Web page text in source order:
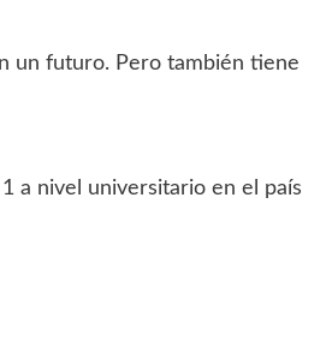
un futuro. Pero también tiene
a nivel universitario en el país